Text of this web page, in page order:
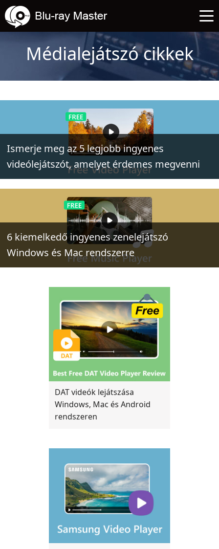
Médialejátszó cikkek
Ismerje meg az 5 legjobb ingyenes
videólejátszót, amelyet érdemes megvenni
6 kiemelkedő ingyenes zenelejátszó
Windows és Mac rendszerre
DAT videók lejátszása
Windows, Mac és Android
rendszeren